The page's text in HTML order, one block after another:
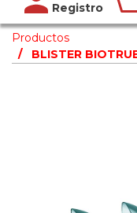
Registro
Productos
BLISTER